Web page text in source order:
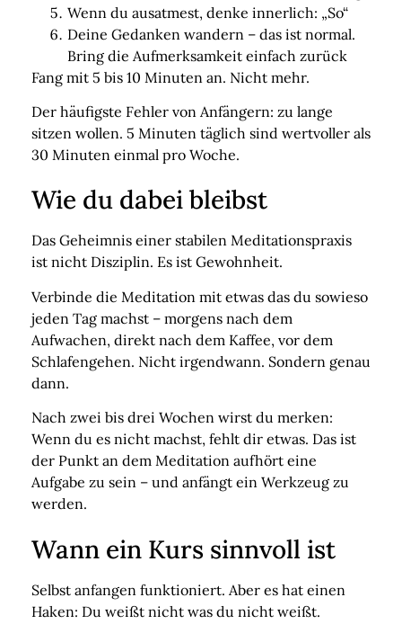
Wenn du ausatmest, denke innerlich: „So“
Deine Gedanken wandern – das ist normal.
Bring die Aufmerksamkeit einfach zurück
Fang mit 5 bis 10 Minuten an. Nicht mehr.
Der häufigste Fehler von Anfängern: zu lange
sitzen wollen. 5 Minuten täglich sind wertvoller als
30 Minuten einmal pro Woche.
Wie du dabei bleibst
Das Geheimnis einer stabilen Meditationspraxis
ist nicht Disziplin. Es ist Gewohnheit.
Verbinde die Meditation mit etwas das du sowieso
jeden Tag machst – morgens nach dem
Aufwachen, direkt nach dem Kaffee, vor dem
Schlafengehen. Nicht irgendwann. Sondern genau
dann.
Nach zwei bis drei Wochen wirst du merken:
Wenn du es nicht machst, fehlt dir etwas. Das ist
der Punkt an dem Meditation aufhört eine
Aufgabe zu sein – und anfängt ein Werkzeug zu
werden.
Wann ein Kurs sinnvoll ist
Selbst anfangen funktioniert. Aber es hat einen
Haken: Du weißt nicht was du nicht weißt.